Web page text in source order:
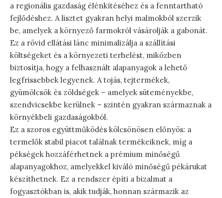
a regionális gazdaság élénkítéséhez és a fenntartható
fejlődéshez. A lisztet gyakran helyi malmokból szerzik
be, amelyek a környező farmokról vásárolják a gabonát.
Ez a rövid ellátási lánc minimalizálja a szállítási
költségeket és a környezeti terhelést, miközben
biztosítja, hogy a felhasznált alapanyagok a lehető
legfrissebbek legyenek. A tojás, tejtermékek,
gyümölcsök és zöldségek – amelyek süteményekbe,
szendvicsekbe kerülnek – szintén gyakran származnak a
környékbeli gazdaságokból.
Ez a szoros együttműködés kölcsönösen előnyös: a
termelők stabil piacot találnak termékeiknek, míg a
pékségek hozzáférhetnek a prémium minőségű
alapanyagokhoz, amelyekkel kiváló minőségű pékárukat
készíthetnek. Ez a rendszer építi a bizalmat a
fogyasztókban is, akik tudják, honnan származik az